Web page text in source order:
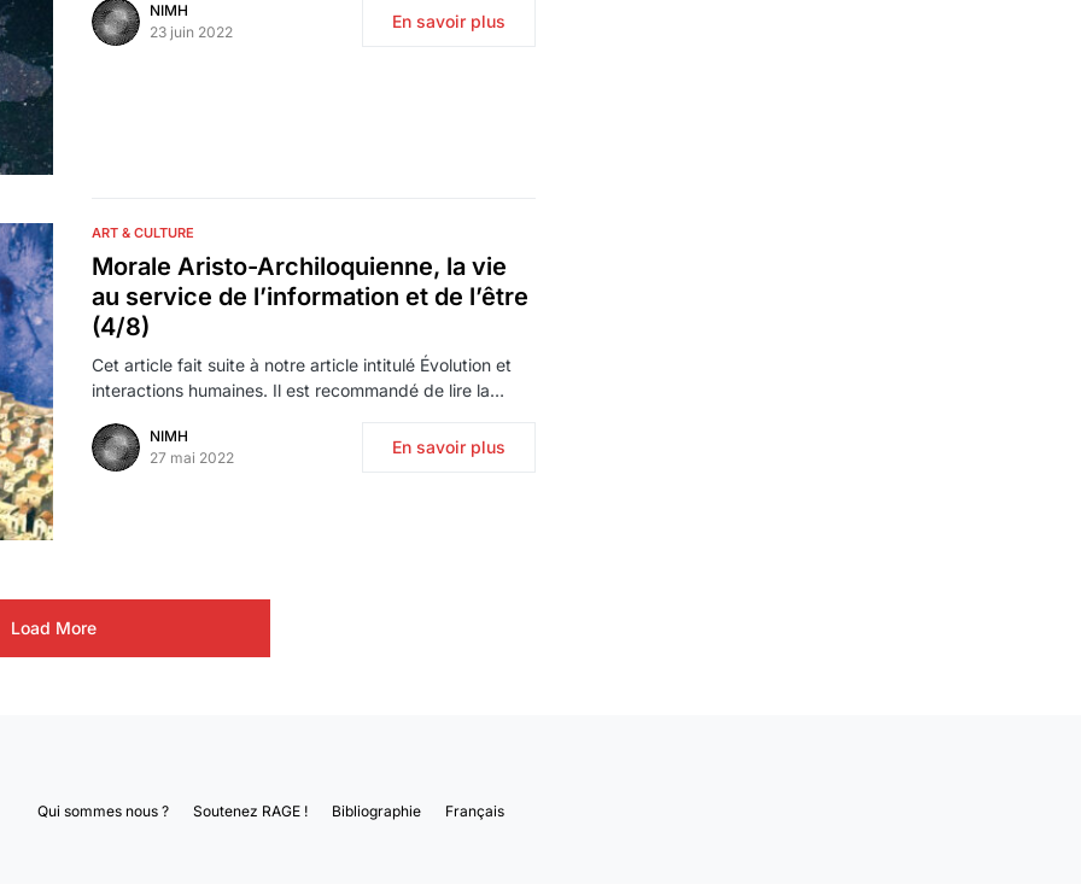
NIMH
23 juin 2022
En savoir plus
ART & CULTURE
Morale Aristo-Archiloquienne, la vie
au service de l’information et de l’être
(4/8)
Cet article fait suite à notre article intitulé Évolution et
interactions humaines. Il est recommandé de lire la…
NIMH
27 mai 2022
En savoir plus
Load More
Qui sommes nous ? Soutenez RAGE ! Bibliographie Français